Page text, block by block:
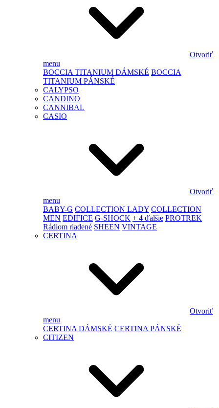
Otvoriť
menu
BOCCIA TITANIUM DÁMSKÉ BOCCIA
TITANIUM PÁNSKÉ
CALYPSO
CANDINO
CANNIBAL
CASIO
Otvoriť
menu
BABY-G COLLECTION LADY COLLECTION
MEN EDIFICE G-SHOCK + 4 ďalšie PROTREK
Rádiom riadené SHEEN VINTAGE
CERTINA
Otvoriť
menu
CERTINA DÁMSKÉ CERTINA PÁNSKÉ
CITIZEN